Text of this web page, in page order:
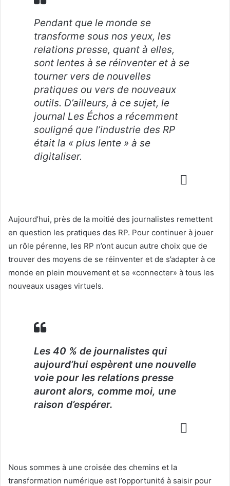
Pendant que le monde se
transforme sous nos yeux, les
relations presse, quant à elles,
sont lentes à se réinventer et à se
tourner vers de nouvelles
pratiques ou vers de nouveaux
outils. D’ailleurs, à ce sujet, le
journal Les Échos a récemment
souligné que l’industrie des RP
était la « plus lente » à se
digitaliser.
Aujourd’hui, près de la moitié des journalistes remettent
en question les pratiques des RP. Pour continuer à jouer
un rôle pérenne, les RP n’ont aucun autre choix que de
trouver des moyens de se réinventer et de s’adapter à ce
monde en plein mouvement et se «connecter» à tous les
nouveaux usages virtuels.
Les 40 % de journalistes qui
aujourd’hui espèrent une nouvelle
voie pour les relations presse
auront alors, comme moi, une
raison d’espérer.
Nous sommes à une croisée des chemins et la
transformation numérique est l’opportunité à saisir pour